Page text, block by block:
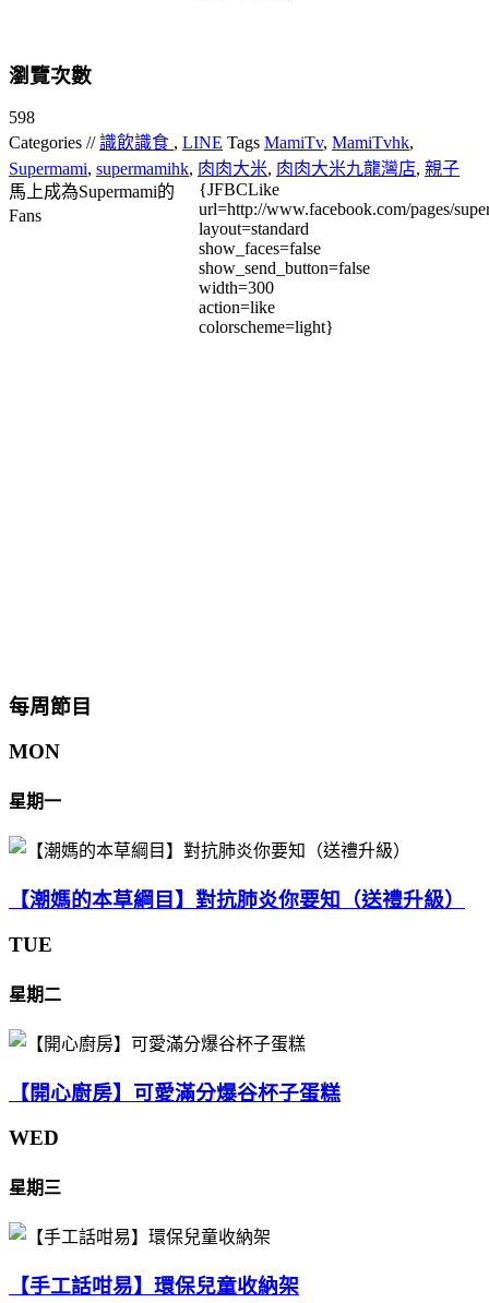
瀏覽次數
598
Categories //識飲識食 , LINE Tags MamiTv, MamiTvhk,
Supermami, supermamihk, 肉肉大米, 肉肉大米九龍灣店, 親子
馬上成為Supermami的
Fans
{JFBCLike
url=http://www.facebook.com/pages/
layout=standard
show_faces=false
show_send_button=false
width=300
action=like
colorscheme=light}
每周節目
MON
星期一
【潮媽的本草綱目】對抗肺炎你要知（送禮升級）
TUE
星期二
【開心廚房】可愛滿分爆谷杯子蛋糕
WED
星期三
【手工話咁易】環保兒童收納架